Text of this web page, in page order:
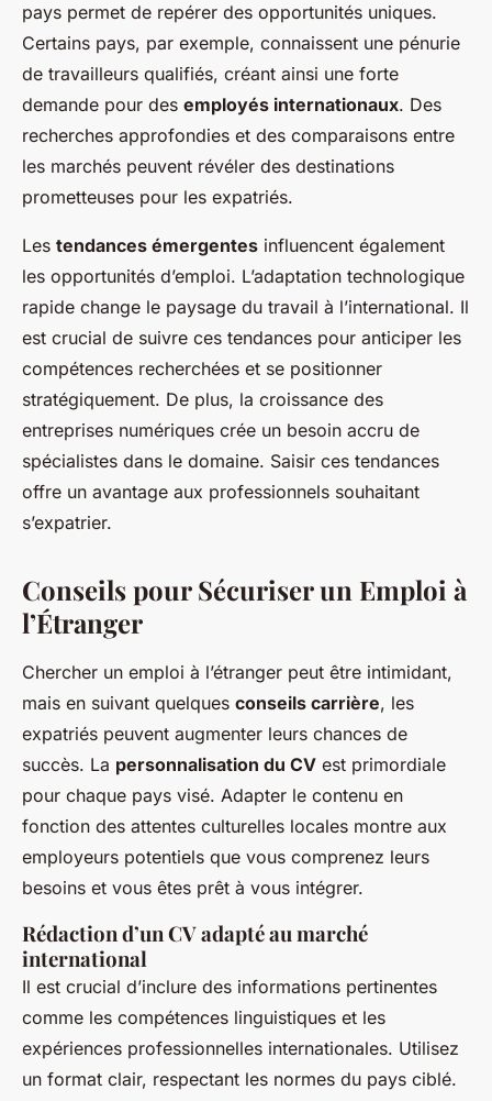
pays permet de repérer des opportunités uniques.
Certains pays, par exemple, connaissent une pénurie
de travailleurs qualifiés, créant ainsi une forte
demande pour des employés internationaux. Des
recherches approfondies et des comparaisons entre
les marchés peuvent révéler des destinations
prometteuses pour les expatriés.
Les tendances émergentes influencent également
les opportunités d’emploi. L’adaptation technologique
rapide change le paysage du travail à l’international. Il
est crucial de suivre ces tendances pour anticiper les
compétences recherchées et se positionner
stratégiquement. De plus, la croissance des
entreprises numériques crée un besoin accru de
spécialistes dans le domaine. Saisir ces tendances
offre un avantage aux professionnels souhaitant
s’expatrier.
Conseils pour Sécuriser un Emploi à
l’Étranger
Chercher un emploi à l’étranger peut être intimidant,
mais en suivant quelques conseils carrière, les
expatriés peuvent augmenter leurs chances de
succès. La personnalisation du CV est primordiale
pour chaque pays visé. Adapter le contenu en
fonction des attentes culturelles locales montre aux
employeurs potentiels que vous comprenez leurs
besoins et vous êtes prêt à vous intégrer.
Rédaction d’un CV adapté au marché
international
Il est crucial d’inclure des informations pertinentes
comme les compétences linguistiques et les
expériences professionnelles internationales. Utilisez
un format clair, respectant les normes du pays ciblé.